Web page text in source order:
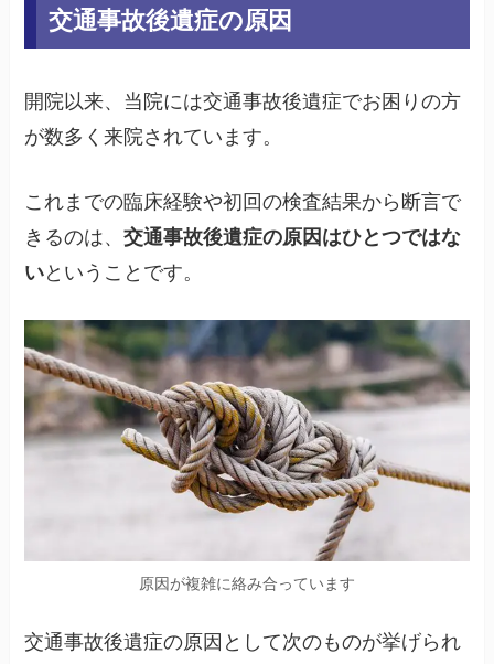
交通事故後遺症の原因
開院以来、当院には交通事故後遺症でお困りの方
が数多く来院されています。
これまでの臨床経験や初回の検査結果から断言で
きるのは、交通事故後遺症の原因はひとつではな
いということです。
原因が複雑に絡み合っています
交通事故後遺症の原因として次のものが挙げられ